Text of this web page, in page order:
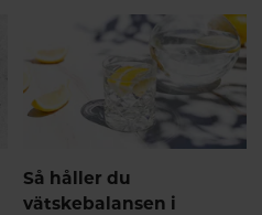
Så håller du
vätskebalansen i